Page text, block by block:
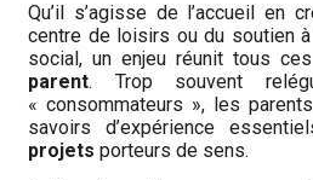
Qu’il s’agisse de l’accueil en
centre de loisirs ou du soutien
social, un enjeu réunit tous
parent. Trop souvent
« consommateurs », les
savoirs d’expérience
projets porteurs de sens.